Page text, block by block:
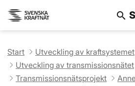
search
Start
Utveckling av kraftsystemet
Utveckling av transmissionsnätet
Transmissionsnätsprojekt